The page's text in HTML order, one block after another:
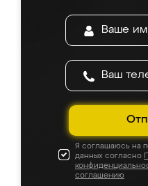
Я соглашаюсь на
данных согласно
соглашению